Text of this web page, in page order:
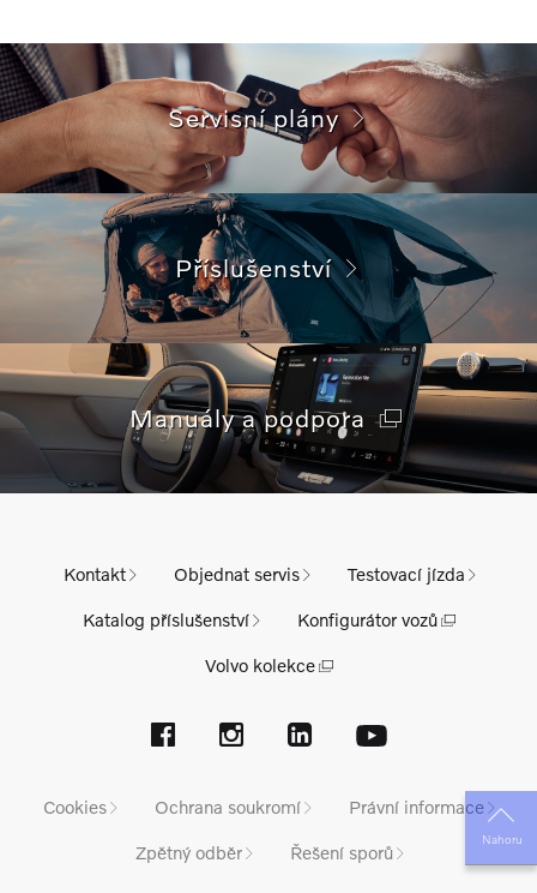
Servisní plány
Příslušenství
Manuály a podpora
Nahoru
Kontakt Objednat servis Testovací jízda
Katalog příslušenství Konfigurátor vozů
Volvo kolekce
Cookies Ochrana soukromí Právní informace
Zpětný odběr Řešení sporů